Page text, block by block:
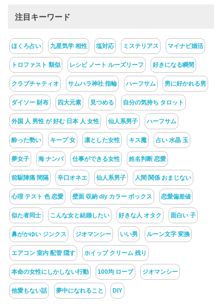
注目キーワード
ほくろ占い 九星気学 相性 塩対応 ミステリアス マイナビ婚活
トロファスト 類似 レシピ ノート ルーズリーフ 好きになる瞬間
クラブチャティオ サムハラ神社 指輪 ハーフサム 男に好かれる男
ダイソー 財布 四大元素 見つめる 自分の気持ち タロット
外国 人 男性 が 好む 日本 人 女性 仙人系男子 ハーフサム
酔った勢い キープ 女 凛とした女性 キス魔 占い 水晶 玉
夢女子 海 ナンパ 仕事ができる女性 姓名判断 恋愛
前駆陣痛 間隔 辛口オネエ 仙人系男子 人間 関係 おまじない
心理 テスト 色 恋愛 壁面 収納 diy カラー ボックス 恋愛偏差値
似た者同士 こんな女と結婚したい 好きな人 オタク 面白い 子
鼻がかゆい ジンクス ジオマンシー いい男 ルーン文字 変換
エアコン 室内 配管 隠す ホイップ クリーム 残り
本命の女性にしかしない行動 100均 ロープ ジオマンシー
他愛もない話 夢中になれること DIY